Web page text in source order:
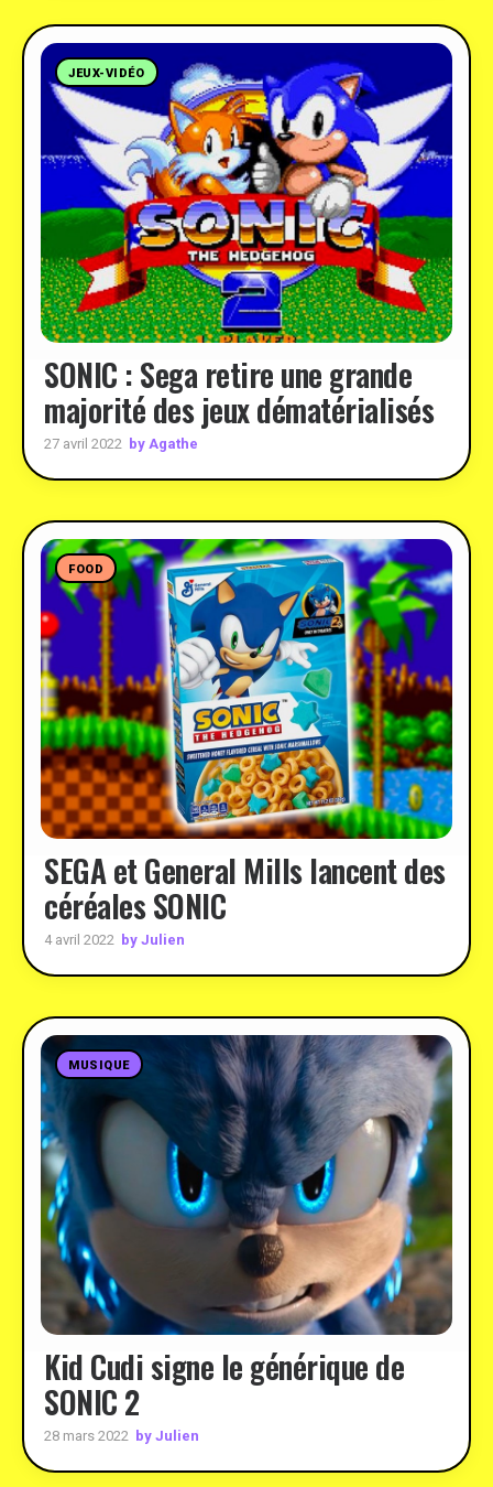
JEUX-VIDÉO
SONIC : Sega retire une grande
majorité des jeux dématérialisés
27 avril 2022 by Agathe
FOOD
SEGA et General Mills lancent des
céréales SONIC
4 avril 2022 by Julien
MUSIQUE
Kid Cudi signe le générique de
SONIC 2
28 mars 2022 by Julien